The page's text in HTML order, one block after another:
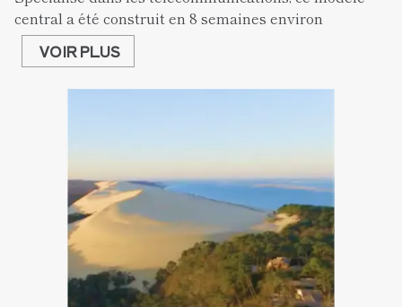
central a été construit en 8 semaines environ
VOIR PLUS